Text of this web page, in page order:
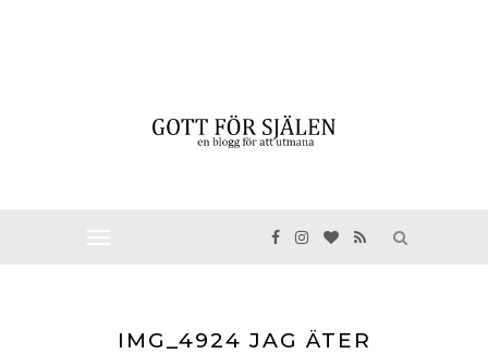
IMG_4924 JAG ÄTER